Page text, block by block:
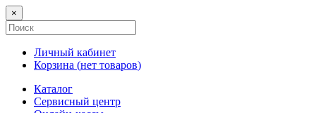
×
Личный кабинет
Корзина (нет товаров)
Каталог
Сервисный центр